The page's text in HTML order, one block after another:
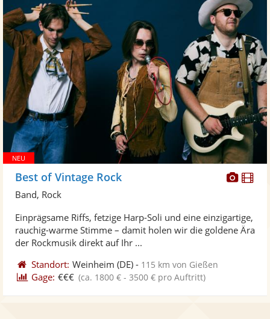
Fotos
Best of Vintage Rock
Band, Rock
Einprägsame Riffs, fetzige Harp-Soli und eine einzigartige,
rauchig-warme Stimme – damit holen wir die goldene Ära
der Rockmusik direkt auf Ihr ...
Standort: Weinheim (DE) - 115 km von Gießen
Gage: €€€ (ca. 1800 € - 3500 € pro Auftritt)